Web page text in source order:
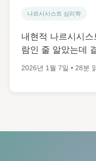
나르시시스트 심리학
내현적 나르시시
람인 줄 알았는데
2026년 1월 7일 • 28분